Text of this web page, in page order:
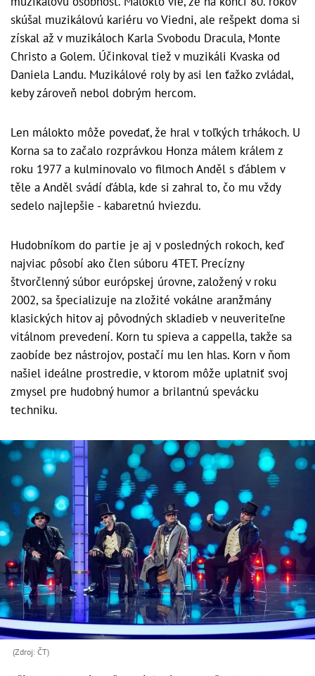
skúšal muzikálovú kariéru vo Viedni, ale rešpekt doma si
získal až v muzikáloch Karla Svobodu Dracula, Monte
Christo a Golem. Účinkoval tiež v muzikáli Kvaska od
Daniela Landu. Muzikálové roly by asi len ťažko zvládal,
keby zároveň nebol dobrým hercom.
Len málokto môže povedať, že hral v toľkých trhákoch. U
Korna sa to začalo rozprávkou Honza málem králem z
roku 1977 a kulminovalo vo filmoch Anděl s ďáblem v
těle a Anděl svádí ďábla, kde si zahral to, čo mu vždy
sedelo najlepšie - kabaretnú hviezdu.
Hudobníkom do partie je aj v posledných rokoch, keď
najviac pôsobí ako člen súboru 4TET. Precízny
štvorčlenný súbor európskej úrovne, založený v roku
2002, sa špecializuje na zložité vokálne aranžmány
klasických hitov aj pôvodných skladieb v neuveriteľne
vitálnom prevedení. Korn tu spieva a cappella, takže sa
zaobíde bez nástrojov, postačí mu len hlas. Korn v ňom
našiel ideálne prostredie, v ktorom môže uplatniť svoj
zmysel pre hudobný humor a brilantnú spevácku
techniku.
(Zdroj: ČT)